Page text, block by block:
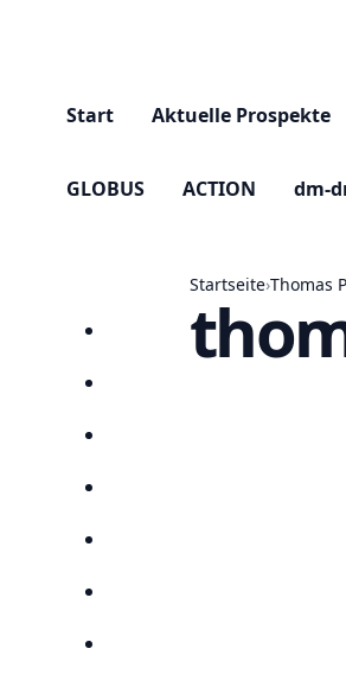
Start Aktuelle Prospekte
GLOBUS ACTION dm-
Startseite
Startseite›Thomas